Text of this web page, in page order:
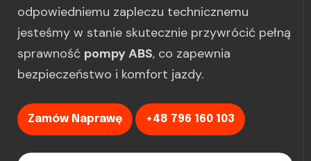
odpowiedniemu zapleczu technicznemu
jesteśmy w stanie skutecznie przywrócić pełną
sprawność pompy ABS, co zapewnia
bezpieczeństwo i komfort jazdy.
Zamów Naprawę +48 796 160 103